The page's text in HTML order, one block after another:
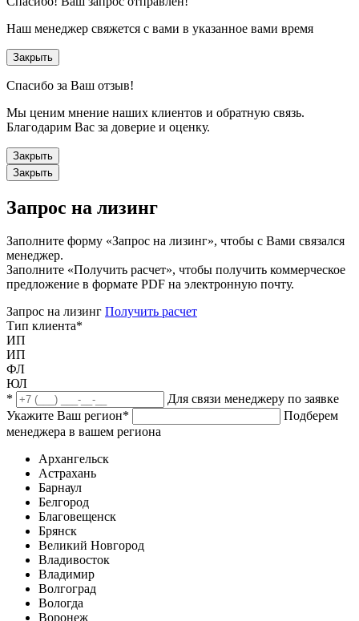
Наш менеджер свяжется с вами в указанное вами время
Закрыть
Спасибо за Ваш отзыв!
Мы ценим мнение наших клиентов и обратную связь.
Благодарим Вас за доверие и оценку.
Закрыть
Закрыть
Запрос на лизинг
Заполните форму «Запрос на лизинг», чтобы с Вами связался
менеджер.
Заполните «Получить расчет», чтобы получить коммерческое
предложение в формате PDF на электронную почту.
Запрос на лизинг Получить расчет
Тип клиента*
ИП
ИП
ФЛ
ЮЛ
*
Для связи менеджеру по заявке
Укажите Ваш регион*
Подберем
менеджера в вашем региона
Архангельск
Астрахань
Барнаул
Белгород
Благовещенск
Брянск
Великий Новгород
Владивосток
Владимир
Волгоград
Вологда
Воронеж